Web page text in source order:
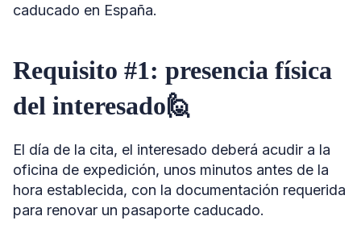
caducado en España.
Requisito #1: presencia física
del interesado🙋
El día de la cita, el interesado deberá acudir a la
oficina de expedición, unos minutos antes de la
hora establecida, con la documentación requerida
para renovar un pasaporte caducado.